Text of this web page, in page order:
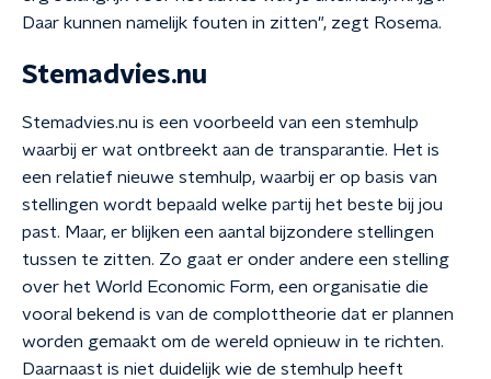
Daar kunnen namelijk fouten in zitten", zegt Rosema.
Stemadvies.nu
Stemadvies.nu is een voorbeeld van een stemhulp
waarbij er wat ontbreekt aan de transparantie. Het is
een relatief nieuwe stemhulp, waarbij er op basis van
stellingen wordt bepaald welke partij het beste bij jou
past. Maar, er blijken een aantal bijzondere stellingen
tussen te zitten. Zo gaat er onder andere een stelling
over het World Economic Form, een organisatie die
vooral bekend is van de complottheorie dat er plannen
worden gemaakt om de wereld opnieuw in te richten.
Daarnaast is niet duidelijk wie de stemhulp heeft